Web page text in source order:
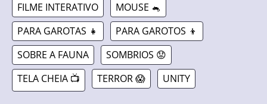
FILME INTERATIVO
MOUSE 🐁
PARA GAROTAS 👧
PARA GAROTOS 👦
SOBRE A FAUNA
SOMBRIOS 😟
TELA CHEIA 📺
TERROR 😱 UNITY